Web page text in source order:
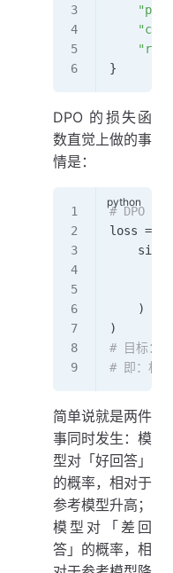
}
DPO 的损失函
数直觉上做的事
情是：
# DPO 损
loss =
    sigma
    )
)
# 目标：
# 即：相
简单说就是两件
事同时发生：模
型对「好回答」
的概率，相对于
参考模型升高；
模型对「差回
答」的概率，相